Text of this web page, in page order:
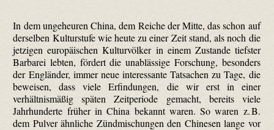
In dem ungeheuren China, dem Reiche der Mitte, das schon auf
derselben Kulturstufe wie heute zu einer Zeit stand, als noch die
jetzigen europäischen Kulturvölker in einem Zustande tiefster
Barbarei lebten, fördert die unablässige Forschung, besonders
der Engländer, immer neue interessante Tatsachen zu Tage, die
beweisen, dass viele Erfindungen, die wir erst in einer
verhältnismäßig späten Zeitperiode gemacht, bereits viele
Jahrhunderte früher in China bekannt waren. So waren z. B.
dem Pulver ähnliche Zündmischungen den Chinesen lange vor